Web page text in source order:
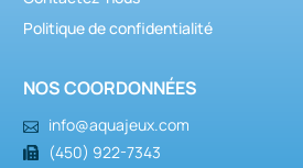
Politique de confidentialité
NOS COORDONNÉES
info@aquajeux.com
(450) 922-7343